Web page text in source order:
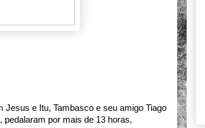
Jesus e Itu, Tambasco e seu amigo Tiago
pedalaram por mais de 13 horas,